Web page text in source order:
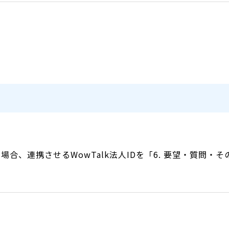
合、連携させるWowTalk法人IDを「6. 要望・質問・そ